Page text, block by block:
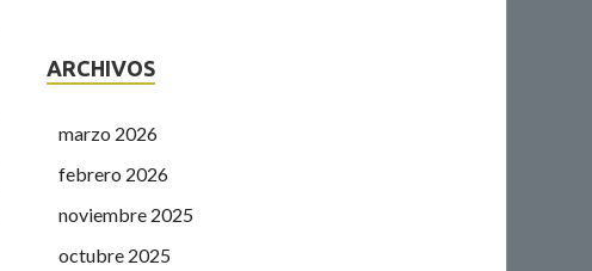
ARCHIVOS
marzo 2026
febrero 2026
noviembre 2025
octubre 2025